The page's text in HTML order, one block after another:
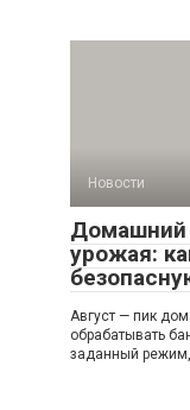
Новости
Домашний
урожая:
Август — пик
обрабатывать
заданный режим,